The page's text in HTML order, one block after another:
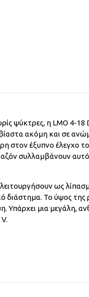
ψύκτρες, η LMO 4-18
ακόμη και σε
στον έξυπνο έλεγχο
συλλαμβάνουν
ως
Το ύψος της
μια μεγάλη,